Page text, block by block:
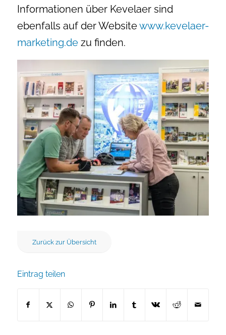
Informationen über Kevelaer sind
ebenfalls auf der Websitewww.kevelaer-
marketing.dezu finden.
Zurück zur Übersicht
Eintrag teilen